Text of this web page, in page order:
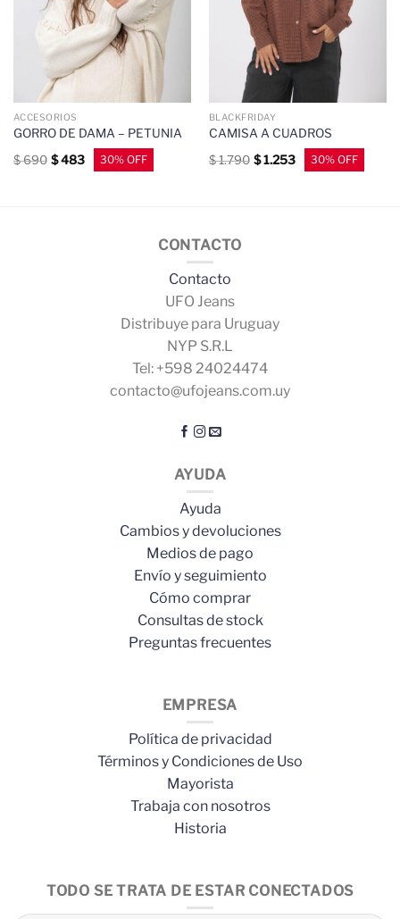
ACCESORIOS
GORRO DE DAMA – PETUNIA
$690 $483
BLACKFRIDAY
CAMISA A CUADROS
$1.790 $1.253
CONTACTO
Contacto
UFO Jeans
Distribuye para Uruguay
NYP S.R.L
Tel: +598 24024474
contacto@ufojeans.com.uy
AYUDA
Ayuda
Cambios y devoluciones
Medios de pago
Envío y seguimiento
Cómo comprar
Consultas de stock
Preguntas frecuentes
EMPRESA
Política de privacidad
Términos y Condiciones de Uso
Mayorista
Trabaja con nosotros
Historia
TODO SE TRATA DE ESTAR CONECTADOS